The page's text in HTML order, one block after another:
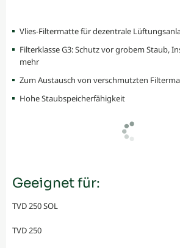
Vlies-Filtermatte für dezentrale
Filterklasse G3: Schutz vor grobem Staub,
mehr
Zum Austausch von verschmutzten
Hohe Staubspeicherfähigkeit
Geeignet für:
TVD 250 SOL
TVD 250